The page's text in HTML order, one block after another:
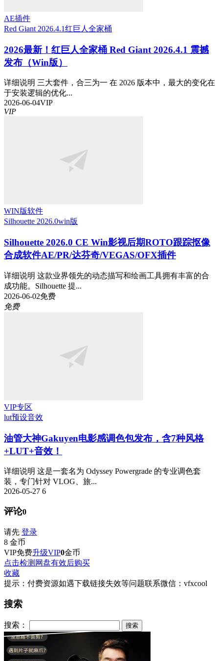
AE插件
Red Giant 2026.4.1红巨人全家桶
2026最新！红巨人全家桶 Red Giant 2026.4.1 震撼
发布（Win版）
详细说明 三大套件，合三为一 在 2026 版本中，最大的变化在
于安装逻辑的优化...
2026-06-04VIP
VIP
WIN版软件
Silhouette 2026.0win版
Silhouette 2026.0 CE Win影视后期ROTO跟踪抠像
合成软件AE/PR/达芬奇/VEGAS/OFX插件
详细说明 这款业界领先的动态描写和绘画工具拥有丰富的合
成功能。Silhouette 提...
2026-06-02免费
免费
VIP专区
lut预设音效
油管大神Gakuyen电影感调色包发布，含7种风格
+LUT+音效！
详细说明 这是一套名为 Odyssey Powergrade 的专业调色套
装，专门针对 VLOG、旅...
2026-05-27 6
评论0
请先 登录
8 金币
VIP免费升级VIP0金币
点击检测网盘有效后购买
收藏
提示：付费资源如遇下载链接失效等问题联系微信：vfxcool
搜索
搜索：